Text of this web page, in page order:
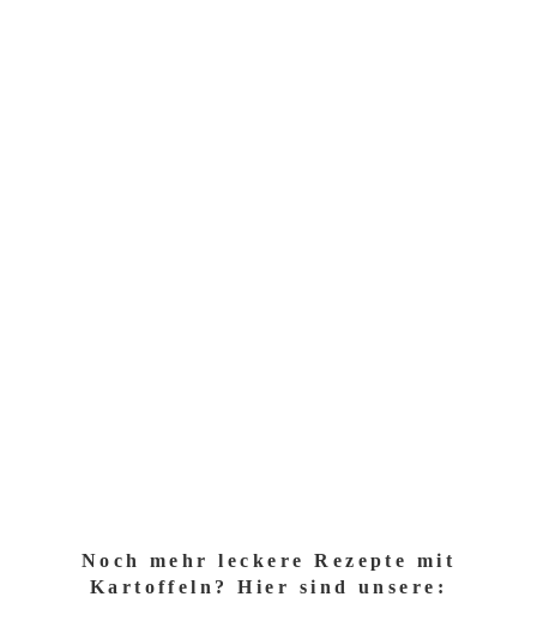
Noch mehr leckere Rezepte mit
Kartoffeln? Hier sind unsere: